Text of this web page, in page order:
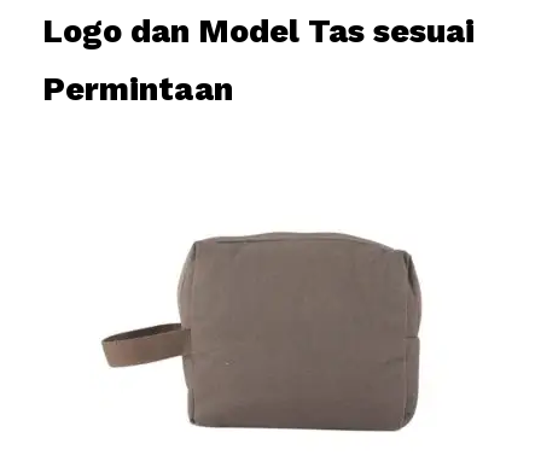
Logo dan Model Tas sesuai
Permintaan